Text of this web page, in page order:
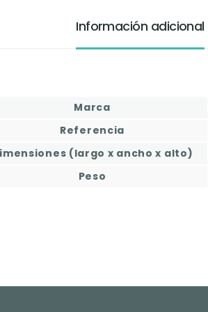
Información adicional
Marca
Referencia
(largo x ancho x alto)
Peso